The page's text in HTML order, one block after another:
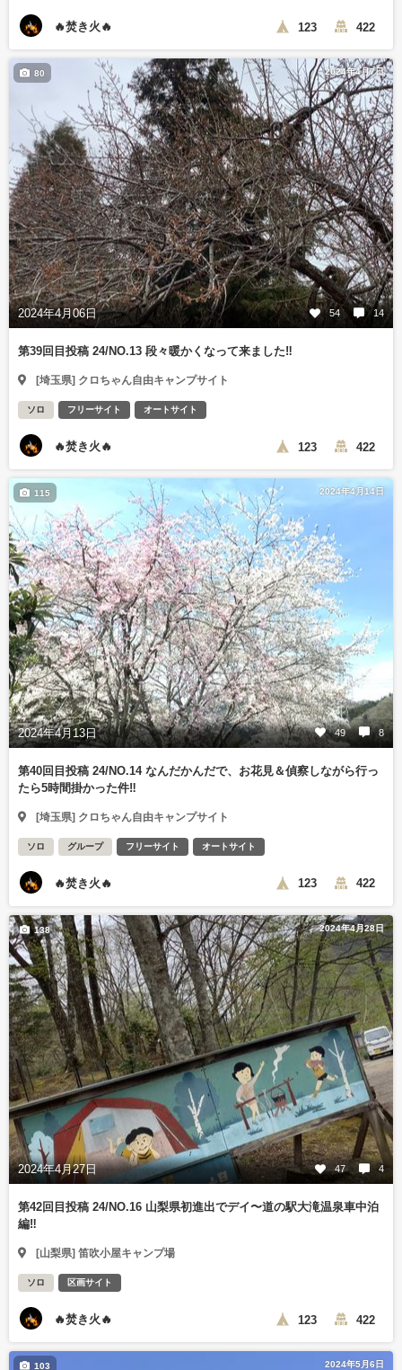
🔥焚き火🔥 123 422
2024年4月7日
2024年4月06日 54 14
80
第39回目投稿 24/NO.13 段々暖かくなって来ました‼️
[埼玉県] クロちゃん自由キャンプサイト
ソロ フリーサイト オートサイト
🔥焚き火🔥 123 422
2024年4月14日
2024年4月13日 49 8
115
第40回目投稿 24/NO.14 なんだかんだで、お花見＆偵察しながら行っ
たら5時間掛かった件‼️
[埼玉県] クロちゃん自由キャンプサイト
ソロ グループ フリーサイト オートサイト
🔥焚き火🔥 123 422
2024年4月28日
2024年4月27日 47 4
138
第42回目投稿 24/NO.16 山梨県初進出でデイ〜道の駅大滝温泉車中泊
編‼️
[山梨県] 笛吹小屋キャンプ場
ソロ 区画サイト
🔥焚き火🔥 123 422
2024年5月6日
103